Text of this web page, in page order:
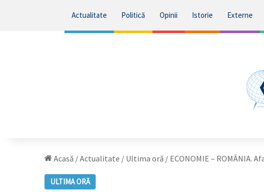
Actualitate Politică Opinii Istorie Externe
Acasă /Actualitate / Ultima oră / ECONOMIE – ROMÂNIA.
ULTIMA ORĂ